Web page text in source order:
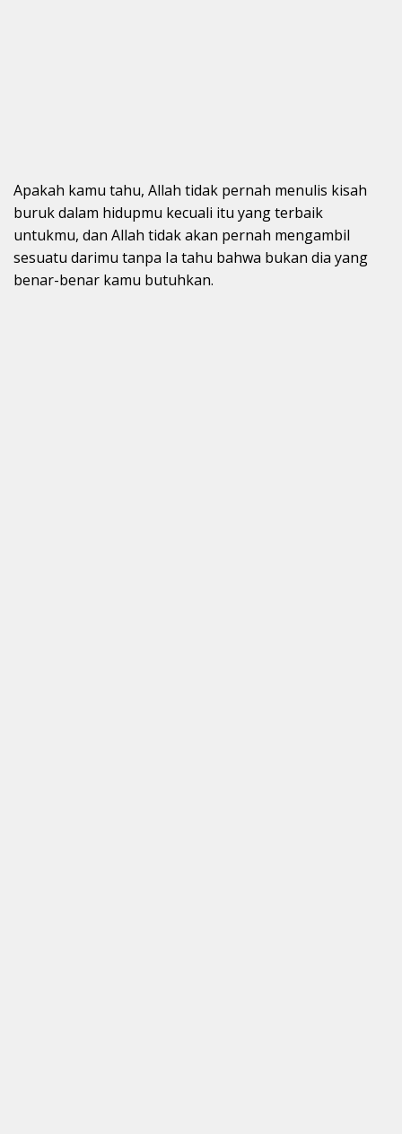
Apakah kamu tahu, Allah tidak pernah menulis kisah
buruk dalam hidupmu kecuali itu yang terbaik
untukmu, dan Allah tidak akan pernah mengambil
sesuatu darimu tanpa Ia tahu bahwa bukan dia yang
benar-benar kamu butuhkan.